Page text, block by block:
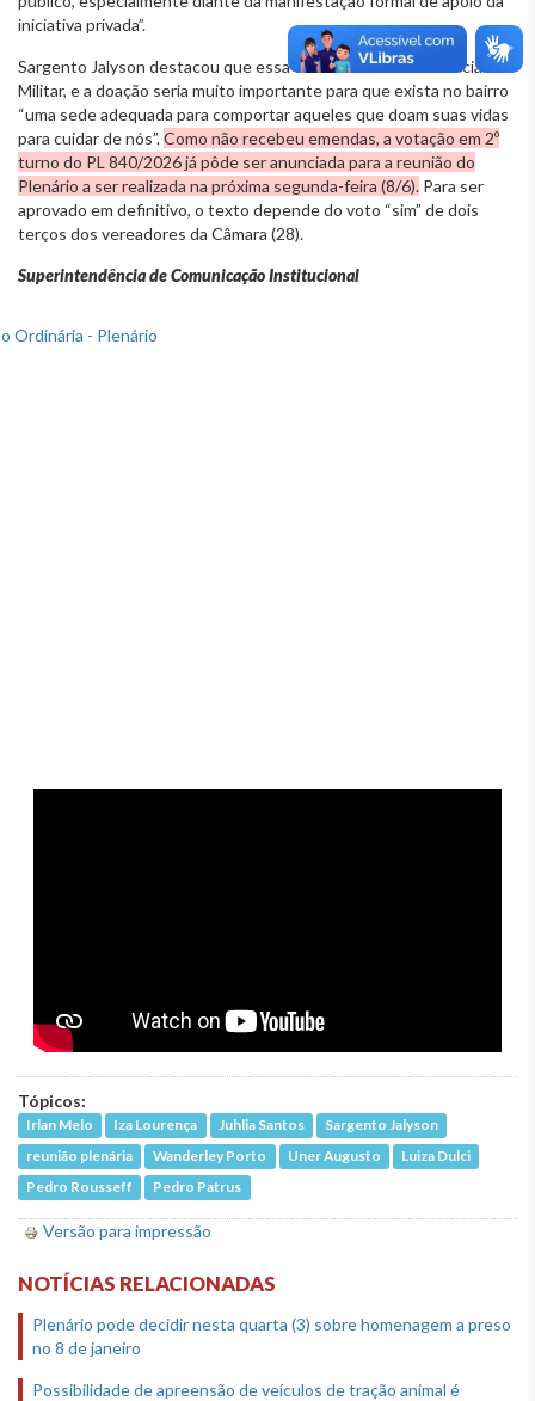
iniciativa privada”.
Sargento Jalyson destacou que essa é uma demanda da Polícia
Militar, e a doação seria muito importante para que exista no bairro
“uma sede adequada para comportar aqueles que doam suas vidas
para cuidar de nós”.Como não recebeu emendas, a votação em 2º
turno do PL 840/2026 já pôde ser anunciada para a reunião do
Plenário a ser realizada na próxima segunda-feira (8/6). Para ser
aprovado em definitivo, o texto depende do voto “sim” de dois
terços dos vereadores da Câmara (28).
Superintendência de Comunicação Institucional
Tópicos:
Irlan Melo Iza Lourença Juhlia Santos
Sargento Jalyson
reunião plenária
Wanderley Porto Uner Augusto
Luiza Dulci
Pedro Rousseff
Pedro Patrus
Versão para impressão
NOTÍCIAS RELACIONADAS
Plenário pode decidir nesta quarta (3) sobre homenagem a preso
no 8 de janeiro
Possibilidade de apreensão de veículos de tração animal é